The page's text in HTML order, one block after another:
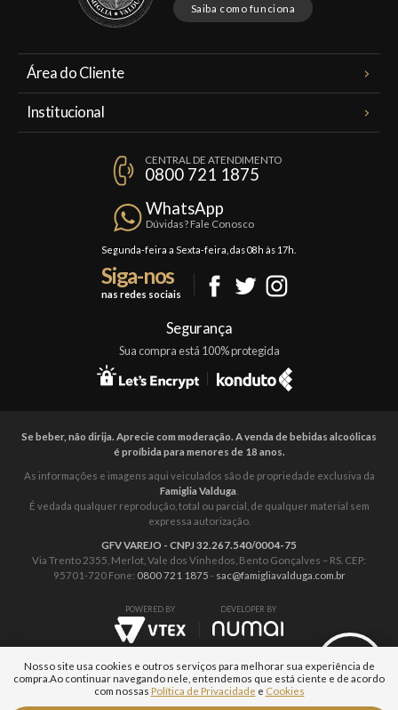
Saiba como funciona
Área do Cliente
Institucional
Política de Privacidade
Trocas e Devoluções
Formas de Pagamento
CENTRAL DE ATENDIMENTO
0800 721 1875
WhatsApp
Dúvidas? Fale Conosco
Segunda-feira a Sexta-feira, das 08h às 17h.
Siga-nos
nas redes sociais
Segurança
Sua compra está 100% protegida
Se beber, não dirija. Aprecie com moderação. A venda de bebidas alcoólicas
é proíbida para menores de 18 anos.
As informações e imagens aqui veiculados são de propriedade exclusiva da
Famiglia Valduga
É vedada qualquer reprodução, total ou parcial, de qualquer material sem
expressa autorização.
GFV VAREJO - CNPJ 32.267.540/0004-75
Via Trento 2355, Merlot, Vale dos Vinhedos, Bento Gonçalves – RS. CEP:
95701-720 Fone: 0800 721 1875 - sac@famigliavalduga.com.br
POWERED BY DEVELOPER BY
Nosso site usa cookies e outros serviços para melhorar sua experiência de
compra. Ao continuar navegando nele, entendemos que está ciente e de acordo
com nossas Política de Privacidade e Cookies